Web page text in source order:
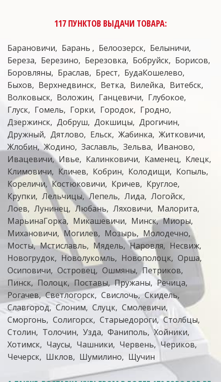
117 ПУНКТОВ ВЫДАЧИ ТОВАРА:
Барановичи Барань Белоозерск
Белыничи
Береза
Березино Березовка Бобруйск
Борисов
Боровляны
Браслав Брест
БудаКошелево
Быхов
Верхнедвинск Ветка Вилейка
Витебск
Волковыск
Воложин Ганцевичи
Глубокое
Глуск
Гомель Горки Городок
Гродно
Дзержинск Добруш Докшицы
Дрогичин
Дружный
Дятлово Ельск Жабинка
Житковичи
Жлобин Жодино Заславль Зельва
Иваново
Ивацевичи
Ивье Калинковичи Каменец
Клецк
Климовичи
Кличев Кобрин Колодищи
Копыль
Кореличи
Костюковичи Кричев
Круглое
Крупки
Лельчицы Лепель Лида
Логойск
Лоев
Лунинец Любань Ляховичи
Малорита
МарьинаГорка
Микашевичи Минск Миоры
Михановичи
Могилев Мозырь
Молодечно
Мосты Мстиславль Мядель Наровля
Несвиж
Новогрудок
Новолукомль Новополоцк
Орша
Осиповичи
Островец Ошмяны
Петриков
Пинск
Полоцк Поставы Пружаны
Речица
Рогачев Светлогорск Свислочь Скидель
Славгород Слоним Слуцк Смолевичи
Сморгонь
Солигорск Старыедороги
Столбцы
Столин
Толочин Узда Фаниполь
Хойники
Хотимск
Чаусы Чашники Червень
Чериков
Чечерск
Шклов Шумилино Щучин